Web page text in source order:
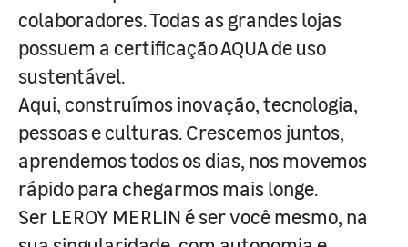
colaboradores. Todas as grandes lojas
possuem a certificação AQUA de uso
sustentável.
Aqui, construímos inovação, tecnologia,
pessoas e culturas. Crescemos juntos,
aprendemos todos os dias, nos movemos
rápido para chegarmos mais longe.
Ser LEROY MERLIN é ser você mesmo, na